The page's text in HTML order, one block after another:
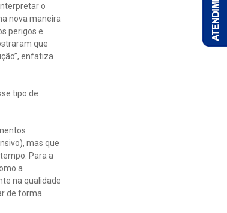
o
nova maneira
perigos e
que
enfatiza
tipo de
mas que
Para a
a
na qualidade
de forma